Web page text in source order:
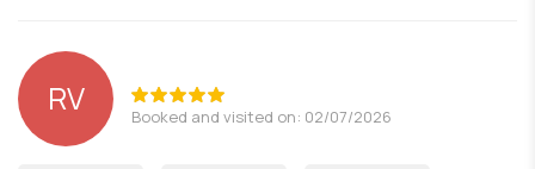
RV Booked and visited on: 02/07/2026